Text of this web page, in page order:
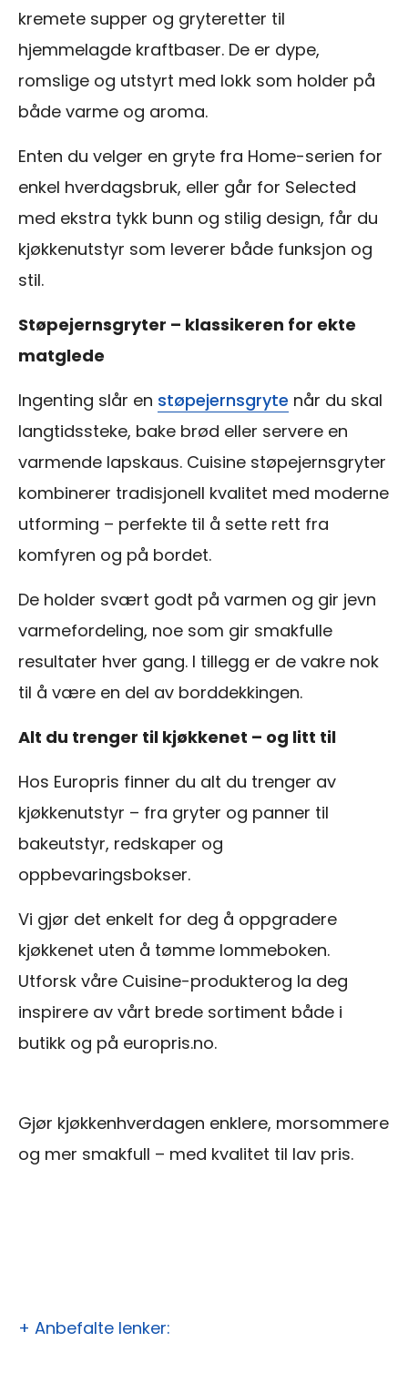
kremete supper og gryteretter til
hjemmelagde kraftbaser. De er dype,
romslige og utstyrt med lokk som holder på
både varme og aroma.
Enten du velger en gryte fra Home-serien for
enkel hverdagsbruk, eller går for Selected
med ekstra tykk bunn og stilig design, får du
kjøkkenutstyr som leverer både funksjon og
stil.
Støpejernsgryter – klassikeren for ekte
matglede
Ingenting slår en støpejernsgryte når du skal
langtidssteke, bake brød eller servere en
varmende lapskaus. Cuisine støpejernsgryter
kombinerer tradisjonell kvalitet med moderne
utforming – perfekte til å sette rett fra
komfyren og på bordet.
De holder svært godt på varmen og gir jevn
varmefordeling, noe som gir smakfulle
resultater hver gang. I tillegg er de vakre nok
til å være en del av borddekkingen.
Alt du trenger til kjøkkenet – og litt til
Hos Europris finner du alt du trenger av
kjøkkenutstyr – fra gryter og panner til
bakeutstyr, redskaper og
oppbevaringsbokser.
Vi gjør det enkelt for deg å oppgradere
kjøkkenet uten å tømme lommeboken.
Utforsk våre Cuisine-produkterog la deg
inspirere av vårt brede sortiment både i
butikk og på europris.no.
Gjør kjøkkenhverdagen enklere, morsommere
og mer smakfull – med kvalitet til lav pris.
+ Anbefalte lenker: